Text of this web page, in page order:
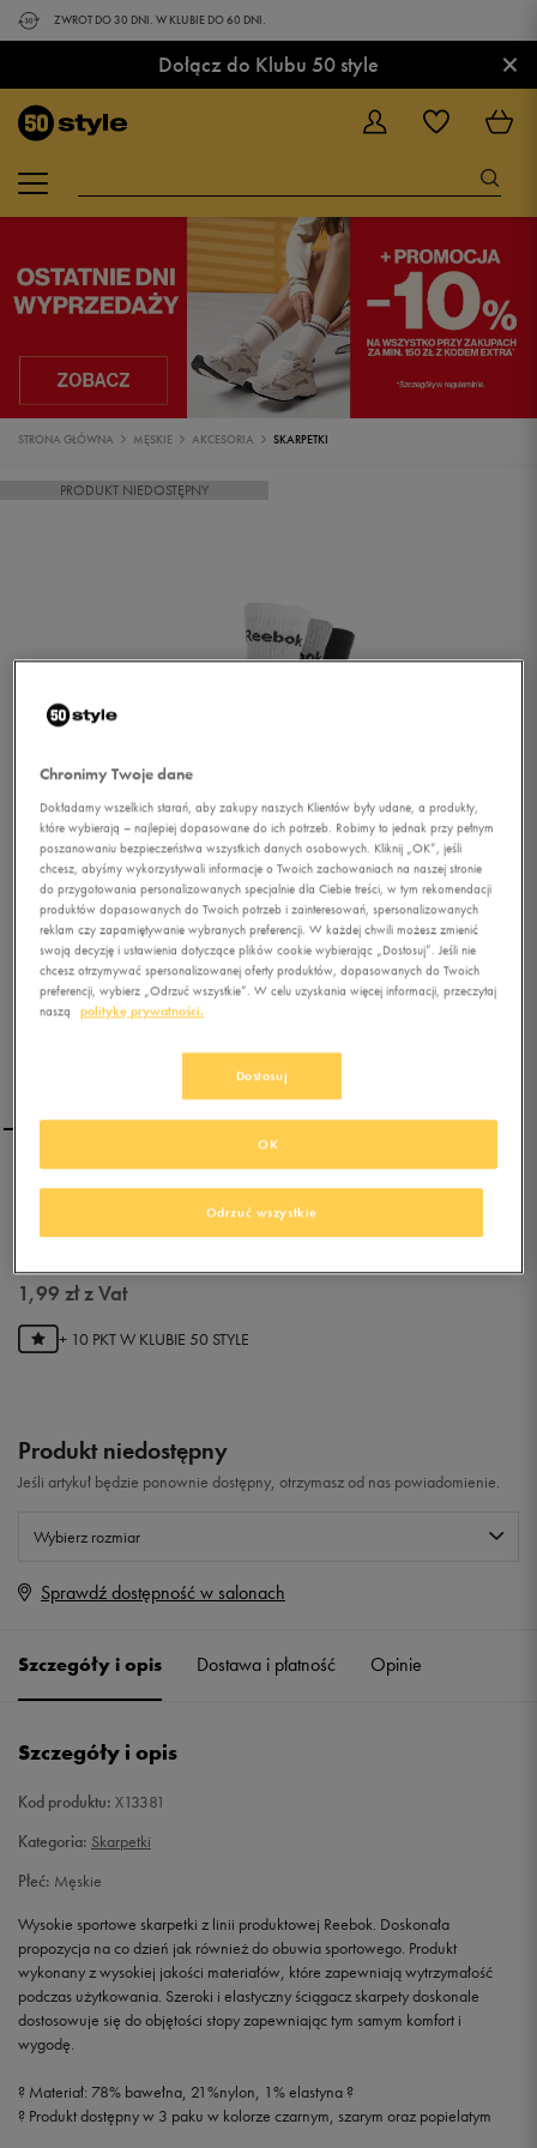
ZWROT DO 30 DNI. W KLUBIE DO 60 DNI.
Dołącz do Klubu 50 style ×
STRONA GŁÓWNA MĘSKIE AKCESORIA SKARPETKI
PRODUKT NIEDOSTĘPNY
1/4
REEBOK SKARPETY 3 FOR
1,99 złz Vat
+ 10 PKT W KLUBIE 50 STYLE
Produkt niedostępny
Jeśli artykuł będzie ponownie dostępny, otrzymasz od nas powiadomienie.
Wybierz rozmiar
Rozmiary EU
40-42
Sprawdź dostępność w salonach
Szczegóły i opis Dostawa i płatność Opinie
Szczegóły i opis
Kod produktu: X13381
Kategoria: Skarpetki
Płeć: Męskie
Wysokie sportowe skarpetki z linii produktowej Reebok. Doskonała
propozycja na co dzień jak również do obuwia sportowego. Produkt
wykonany z wysokiej jakości materiałów, które zapewniają wytrzymałość
podczas użytkowania. Szeroki i elastyczny ściągacz skarpety doskonale
dostosowuje się do objętości stopy zapewniając tym samym komfort i
wygodę.
? Materiał: 78% bawełna, 21%nylon, 1% elastyna ?
? Produkt dostępny w 3 paku w kolorze czarnym, szarym oraz popielatym
Chronimy Twoje dane
Dokładamy wszelkich starań, aby zakupy naszych Klientów były udane, a produkty,
które wybierają – najlepiej dopasowane do ich potrzeb. Robimy to jednak przy pełnym
poszanowaniu bezpieczeństwa wszystkich danych osobowych. Kliknij „OK”, jeśli
chcesz, abyśmy wykorzystywali informacje o Twoich zachowaniach na naszej stronie
do przygotowania personalizowanych specjalnie dla Ciebie treści, w tym rekomendacji
produktów dopasowanych do Twoich potrzeb i zainteresowań, spersonalizowanych
reklam czy zapamiętywanie wybranych preferencji. W każdej chwili możesz zmienić
swoją decyzję i ustawienia dotyczące plików cookie wybierając „Dostosuj”. Jeśli nie
chcesz otrzymywać spersonalizowanej oferty produktów, dopasowanych do Twoich
preferencji, wybierz „Odrzuć wszystkie”. W celu uzyskania więcej informacji, przeczytaj
naszą
politykę prywatności.
Dostosuj
Odrzuć wszystkie
OK